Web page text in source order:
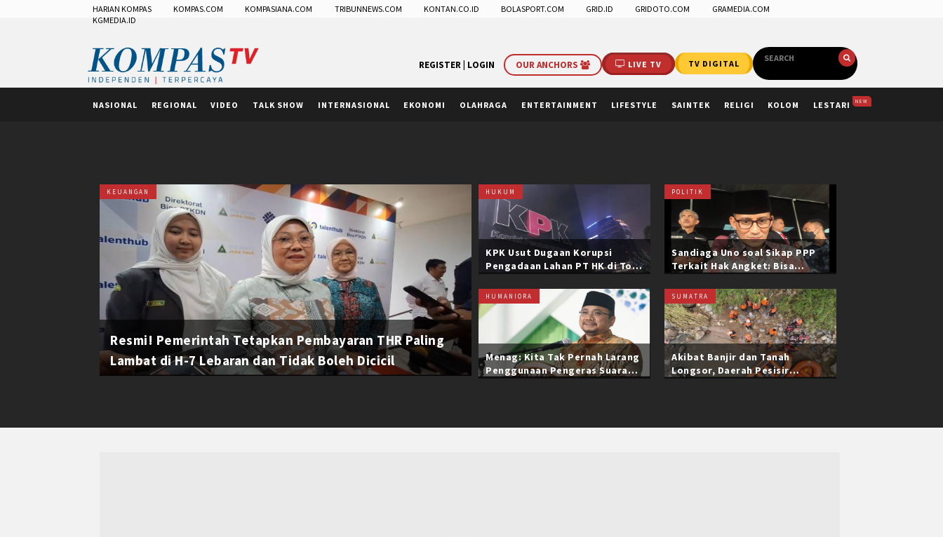
HARIAN KOMPAS KOMPAS.COM KOMPASIANA.COM TRIBUNNEWS.COM KONTAN.CO.ID BOLASPORT.COM GRID.ID GRIDOTO.COM
GRAMEDIA.COM
KGMEDIA.ID
LIVE TV TV DIGITAL
REGISTER | LOGIN OUR ANCHORS
NASIONAL REGIONAL VIDEO TALK SHOW INTERNASIONAL EKONOMI OLAHRAGA ENTERTAINMENT LIFESTYLE SAINTEK RELIGI KOLOM LESTARI NEW
KEUANGAN
Resmi! Pemerintah Tetapkan Pembayaran THR Paling
Lambat di H-7 Lebaran dan Tidak Boleh Dicicil
HUKUM
KPK Usut Dugaan Korupsi
Pengadaan Lahan PT HK di Tol
Belasan Miliar
POLITIK
Sandiaga Uno soal Sikap PPP
Terkait Hak Angket: Bisa
HUMANIORA
Menag: Kita Tak Pernah Larang
Penggunaan Pengeras Suara
SUMATRA
Akibat Banjir dan Tanah
Longsor, Daerah Pesisir